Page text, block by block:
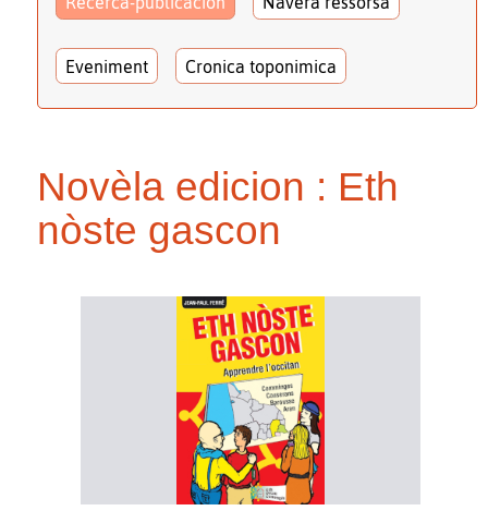
Eveniment Cronica toponimica
Novèla edicion : Eth
nòste gascon